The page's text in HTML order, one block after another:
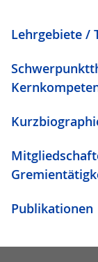
Lehrgebiete /
Publikationen